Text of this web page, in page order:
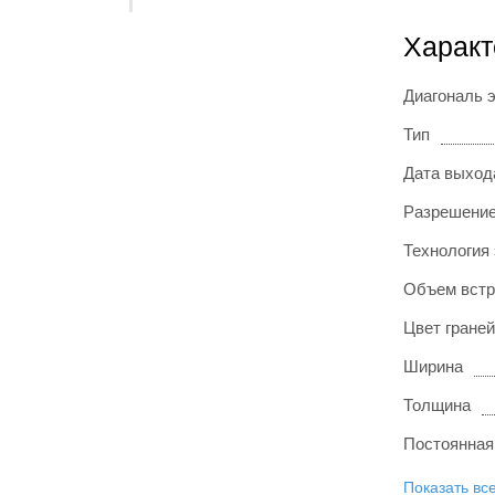
Диагональ
Тип
Дата
Технология
Объем
Цвет граней
Ширина
Толщина
Показать